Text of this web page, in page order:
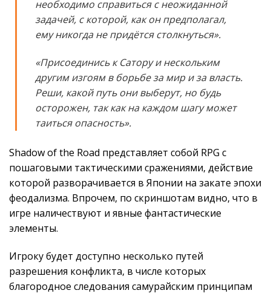
необходимо справиться с неожиданной
задачей, с которой, как он предполагал,
ему никогда не придётся столкнуться».
«Присоединись к Сатору и нескольким
другим изгоям в борьбе за мир и за власть.
Реши, какой путь они выберут, но будь
осторожен, так как на каждом шагу может
таиться опасность».
Shadow of the Road представляет собой RPG с
пошаговыми тактическими сражениями, действие
которой разворачивается в Японии на закате эпохи
феодализма. Впрочем, по скриншотам видно, что в
игре наличествуют и явные фантастические
элементы.
Игроку будет доступно несколько путей
разрешения конфликта, в числе которых
благородное следования самурайским принципам